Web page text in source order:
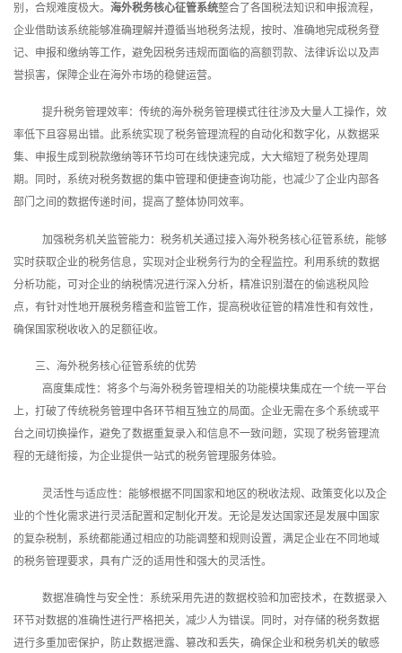
别，合规难度极大。 海外税务核心征管系统整合了各国税法知识和申报流程，
企业借助该系统能够准确理解并遵循当地税务法规，按时、准确地完成税务登
记、申报和缴纳等工作，避免因税务违规而面临的高额罚款、法律诉讼以及声
誉损害，保障企业在海外市场的稳健运营。
提升税务管理效率：传统的海外税务管理模式往往涉及大量人工操作，效
率低下且容易出错。此系统实现了税务管理流程的自动化和数字化，从数据采
集、申报生成到税款缴纳等环节均可在线快速完成，大大缩短了税务处理周
期。同时，系统对税务数据的集中管理和便捷查询功能，也减少了企业内部各
部门之间的数据传递时间，提高了整体协同效率。
加强税务机关监管能力：税务机关通过接入海外税务核心征管系统，能够
实时获取企业的税务信息，实现对企业税务行为的全程监控。利用系统的数据
分析功能，可对企业的纳税情况进行深入分析，精准识别潜在的偷逃税风险
点，有针对性地开展税务稽查和监管工作，提高税收征管的精准性和有效性，
确保国家税收收入的足额征收。
三、海外税务核心征管系统的优势
高度集成性：将多个与海外税务管理相关的功能模块集成在一个统一平台
上，打破了传统税务管理中各环节相互独立的局面。企业无需在多个系统或平
台之间切换操作，避免了数据重复录入和信息不一致问题，实现了税务管理流
程的无缝衔接，为企业提供一站式的税务管理服务体验。
灵活性与适应性：能够根据不同国家和地区的税收法规、政策变化以及企
业的个性化需求进行灵活配置和定制化开发。无论是发达国家还是发展中国家
的复杂税制，系统都能通过相应的功能调整和规则设置，满足企业在不同地域
的税务管理要求，具有广泛的适用性和强大的灵活性。
数据准确性与安全性：系统采用先进的数据校验和加密技术，在数据录入
环节对数据的准确性进行严格把关，减少人为错误。同时，对存储的税务数据
进行多重加密保护，防止数据泄露、篡改和丢失，确保企业和税务机关的敏感